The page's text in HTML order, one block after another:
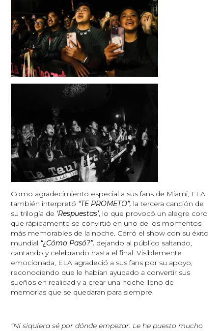
Como agradecimiento especial a sus fans de Miami, ELA
también interpretó “TE PROMETO”, la tercera canción de
su trilogía de ‘Respuestas’, lo que provocó un alegre coro
que rápidamente se convirtió en uno de los momentos
más memorables de la noche. Cerró el show con su éxito
mundial “¿Cómo Pasó?”, dejando al público saltando,
cantando y celebrando hasta el final. Visiblemente
emocionada, ELA agradeció a sus fans por su apoyo,
reconociendo que le habían ayudado a convertir sus
sueños en realidad y a crear una noche lleno de
memorias que se quedaran para siempre.
“Ni siquiera sé por dónde empezar. Le he puesto mucho